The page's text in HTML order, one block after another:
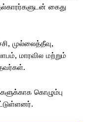
கைது
முல்லைத்தீவு,
மாரவில மற்றும்
கொழும்பு